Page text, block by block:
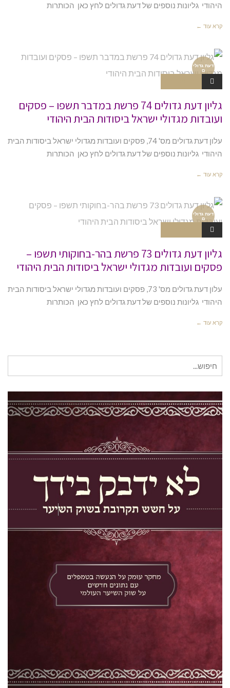
היהודי גליונות נוספים של דעת גדולים לחץ כאן הכותרות
קרא עוד ←
דעת גדולי
ם
גליון דעת גדולים 74 פרשת במדבר תשפו – פסקים
ועובדות מגדולי ישראל ביסודות הבית היהודי
עלון דעת גדולים מס' 74, פסקים ועובדות מגדולי ישראל ביסודות הבית
היהודי גליונות נוספים של דעת גדולים לחץ כאן הכותרות
קרא עוד ←
דעת גדולי
ם
גליון דעת גדולים 73 פרשת בהר-בחוקותי תשפו –
פסקים ועובדות מגדולי ישראל ביסודות הבית היהודי
עלון דעת גדולים מס' 73, פסקים ועובדות מגדולי ישראל ביסודות הבית
היהודי גליונות נוספים של דעת גדולים לחץ כאן הכותרות
קרא עוד ←
עבור: